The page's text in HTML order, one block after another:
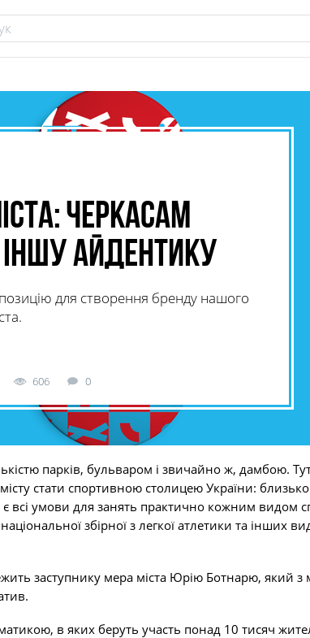
Черкасам
айдентику
для створення бренду нашого
606 0
парків, бульваром і звичайно ж, дамбою.
стати спортивною столицею України:
всі умови для занять практично кожним видом
збірної з легкої атлетики та інших
заступнику мера міста Юрію Ботнарю, який з
в яких беруть участь понад 10 тисяч